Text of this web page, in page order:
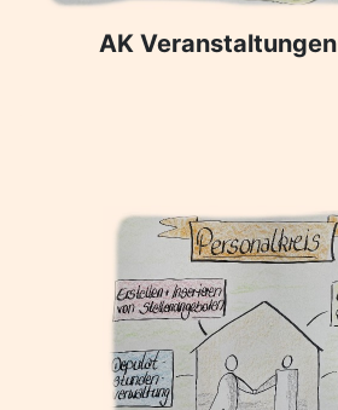
AK Veranstaltungen